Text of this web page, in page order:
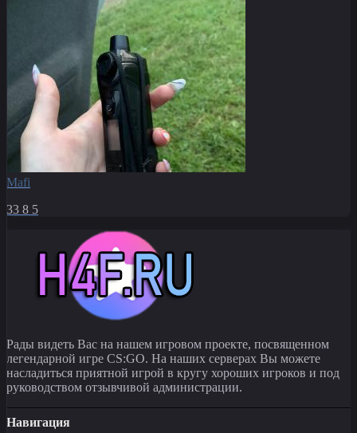
Mafi
33 8 5
Рады видеть Вас на нашем игровом проекте, посвященном
легендарной игре CS:GO. На наших серверах Вы можете
насладиться приятной игрой в кругу хороших игроков и под
руководством отзывчивой администрации.
Навигация